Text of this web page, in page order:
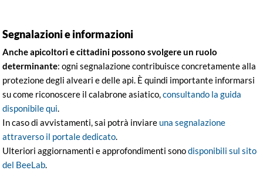
Segnalazioni e informazioni
Anche apicoltori e cittadini possono svolgere un ruolo
determinante: ogni segnalazione contribuisce concretamente alla
protezione degli alveari e delle api. È quindi importante informarsi
su come riconoscere il calabrone asiatico,consultando la guida
disponibile qui.
In caso di avvistamenti, sai potrà inviare una segnalazione
attraverso il portale dedicato.
Ulteriori aggiornamenti e approfondimenti sonodisponibili sul sito
del BeeLab.